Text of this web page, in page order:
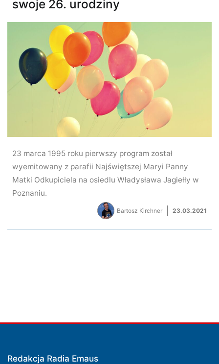
swoje 26. urodziny
23 marca 1995 roku pierwszy program został
wyemitowany z parafii Najświętszej Maryi Panny
Matki Odkupiciela na osiedlu Władysława Jagiełły w
Poznaniu.
Bartosz Kirchner 23.03.2021
Redakcja Radia Emaus